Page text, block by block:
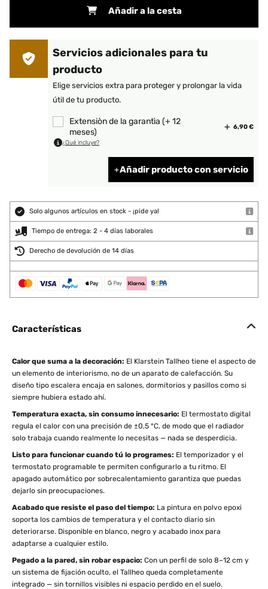
Añadir a la cesta
Servicios adicionales para tu
producto
Elige servicios extra para proteger y prolongar la vida
útil de tu producto.
Extensiòn de la garantìa (+ 12
meses)
6,90 €
¿Qué incluye?
Añadir producto con servicio
Solo algunos artículos en stock - ¡pide ya!
Tiempo de entrega: 2 - 4 días laborales
Derecho de devolución de 14 días
Características
Calor que suma a la decoración: El Klarstein Tallheo tiene el aspecto de
un elemento de interiorismo, no de un aparato de calefacción. Su
diseño tipo escalera encaja en salones, dormitorios y pasillos como si
siempre hubiera estado ahí.
Temperatura exacta, sin consumo innecesario: El termostato digital
regula el calor con una precisión de ±0,5 °C, de modo que el radiador
solo trabaja cuando realmente lo necesitas — nada se desperdicia.
Listo para funcionar cuando tú lo programes: El temporizador y el
termostato programable te permiten configurarlo a tu ritmo. El
apagado automático por sobrecalentamiento garantiza que puedas
dejarlo sin preocupaciones.
Acabado que resiste el paso del tiempo: La pintura en polvo epoxi
soporta los cambios de temperatura y el contacto diario sin
deteriorarse. Disponible en blanco, negro y acabado inox para
adaptarse a cualquier estilo.
Pegado a la pared, sin robar espacio: Con un perfil de solo 8–12 cm y
un sistema de fijación oculto, el Tallheo queda completamente
integrado — sin tornillos visibles ni espacio perdido en el suelo.